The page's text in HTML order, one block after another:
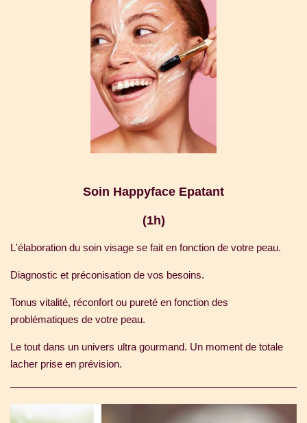
Soin Happyface Epatant
(1h)
L'élaboration du soin visage se fait en fonction de votre peau.
Diagnostic et préconisation de vos besoins.
Tonus vitalité, réconfort ou pureté en fonction des
problématiques de votre peau.
Le tout dans un univers ultra gourmand. Un moment de totale
lacher prise en prévision.